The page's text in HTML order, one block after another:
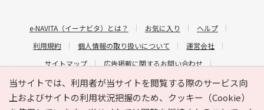
当サイトでは、利用者が当サイトを閲覧する際のサービス向
上およびサイトの利用状況把握のため、クッキー（Cookie）
e-NAVITA（イーナビタ）とは？ お気に入り
ヘルプ
利用規約
個人情報の取り扱いについて
運営会社
サイトマップ
広告掲載に関するお問い合わせ
サイトの内容に関するお問い合わせ